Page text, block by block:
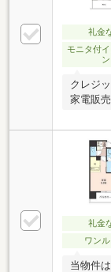
礼金
モニタ付
ン
クレジ
家電販
礼金
ワン
当物件